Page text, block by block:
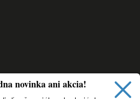
novinka ani akcia!